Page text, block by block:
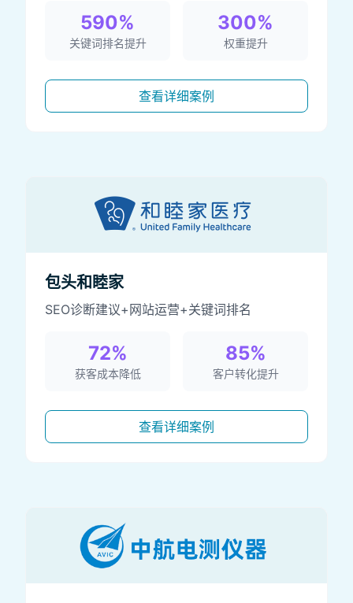
590%
关键词排名提升
300%
权重提升
查看详细案例
包头和睦家
SEO诊断建议+网站运营+关键词排名
72%
获客成本降低
85%
客户转化提升
查看详细案例